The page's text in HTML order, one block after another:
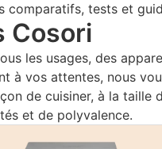
tests et
Cosori
les usages, des
à vos attentes, nous
de cuisiner, à la
et de polyvalence.